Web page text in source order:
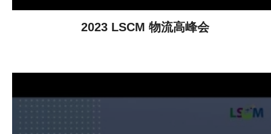
2023 LSCM 物流高峰会